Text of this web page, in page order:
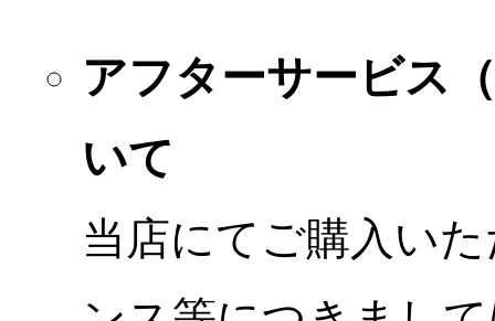
アフターサービス
いて
当店にてご購入い